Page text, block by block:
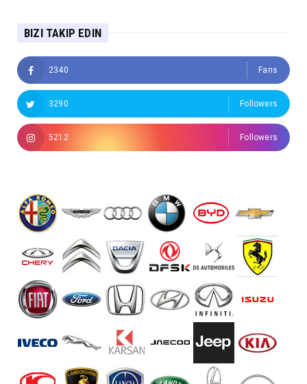
BIZI TAKIP EDIN
2340 Fans
3290 Followers
5212 Followers